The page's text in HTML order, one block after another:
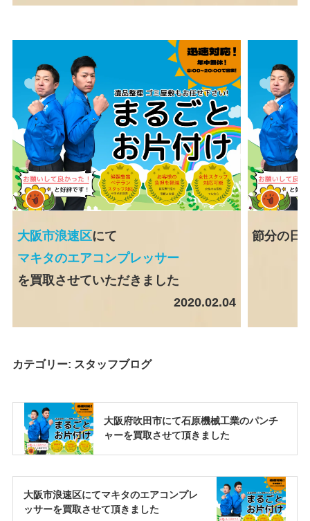
大阪市浪速区にて
マキタのエアコンプレッサー
を買取させていただきました
2020.02.04
節分の日
カテゴリー: スタッフブログ
大阪府吹田市にて石原機械工業のパンチ
ャーを買取させて頂きました
大阪市浪速区にてマキタのエアコンプレ
ッサーを買取させて頂きました